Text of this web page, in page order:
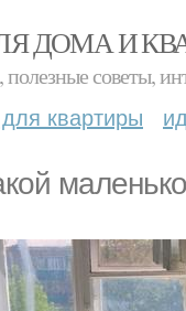
ДОМА И
советы,
квартиры